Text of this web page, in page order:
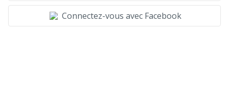
Connectez-vous avec Facebook